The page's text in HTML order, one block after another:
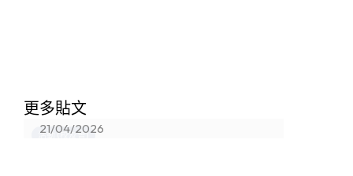
更多貼文
活動 (校友會)
舉結果
21/04/2026